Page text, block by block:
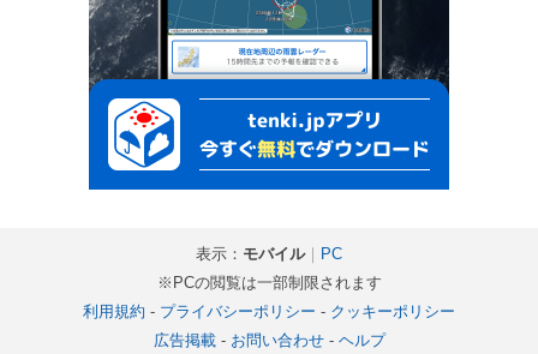
表示： モバイル｜ PC
※PCの閲覧は一部制限されます
利用規約 - プライバシーポリシー - クッキーポリシー
広告掲載- お問い合わせ- ヘルプ